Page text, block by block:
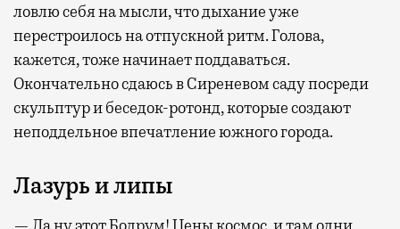
ловлю себя на мысли, что дыхание уже
перестроилось на отпускной ритм. Голова,
кажется, тоже начинает поддаваться.
Окончательно сдаюсь в Сиреневом саду посреди
скульптур и беседок-ротонд, которые создают
неподдельное впечатление южного города.
Лазурь и липы